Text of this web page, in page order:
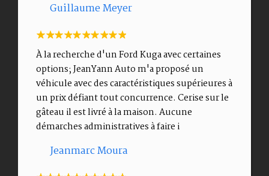
Guillaume Meyer
À la recherche d'un Ford Kuga avec certaines
options; JeanYann Auto m'a proposé un
véhicule avec des caractéristiques supérieures à
un prix défiant tout concurrence. Cerise sur le
gâteau il est livré à la maison. Aucune
démarches administratives à faire i
Jeanmarc Moura